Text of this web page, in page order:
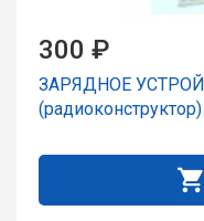
300 ₽
ЗАРЯДНОЕ
(радиоконструктор)